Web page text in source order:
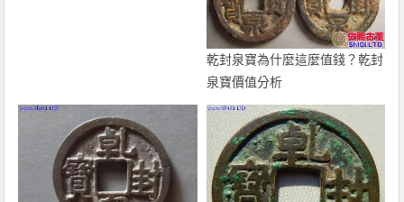
乾封泉寶為什麼這麼值錢？乾封
泉寶價值分析